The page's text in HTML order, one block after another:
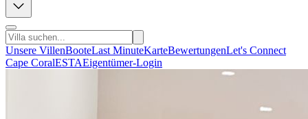
Unsere VillenBooteLast MinuteKarteBewertungenLet's Connect
Cape CoralESTAEigentümer-Login